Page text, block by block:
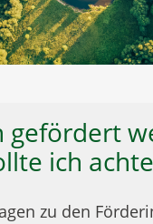
gefördert
ich
zu den